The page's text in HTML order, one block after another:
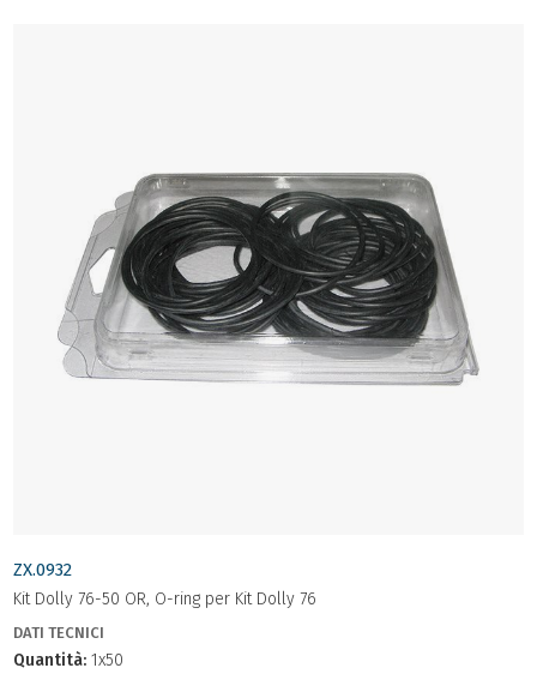
ZX.0932
Kit Dolly 76-50 OR, O-ring per Kit Dolly 76
DATI TECNICI
Quantità: 1x50